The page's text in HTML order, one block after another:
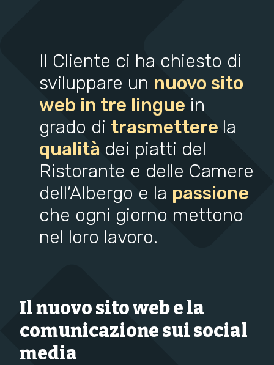
Il Cliente ci ha chiesto di
sviluppare un nuovo sito
web in tre lingue in
grado di trasmettere la
qualità dei piatti del
Ristorante e delle Camere
dell’Albergo e la passione
che ogni giorno mettono
nel loro lavoro.
Il nuovo sito web e la
comunicazione sui social
media